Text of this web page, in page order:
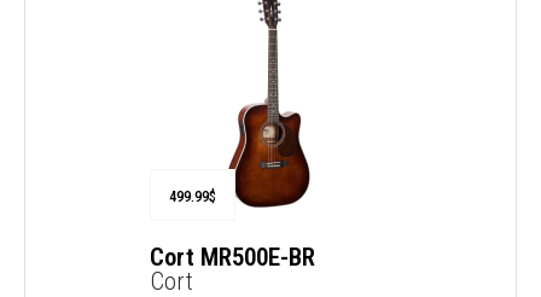
499.99$
Cort MR500E-BR
Cort